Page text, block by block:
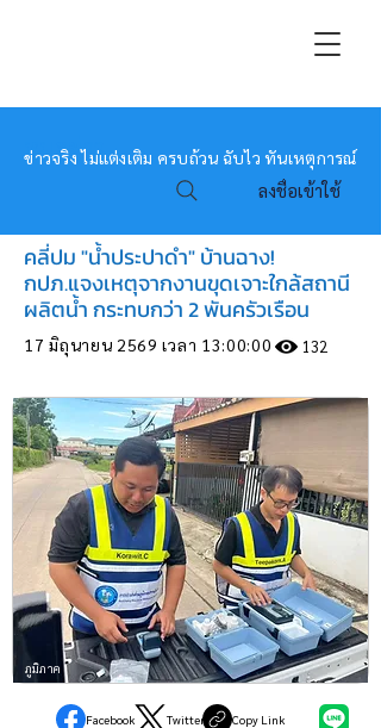
หมอข่าว
ข่าวจริง ไม่แต่งเติม ครบถ้วน ฉับไว ทันเหตุการณ์
ลงชื่อเข้าใช้
คลี่ปม "น้ำประปาดำ" บ้านฉาง!
กปภ.แจงเหตุจากงานขุดเจาะใกล้สถานี
ผลิตน้ำ กระทบกว่า 2 พันครัวเรือน
17 มิถุนายน 2569 เวลา 13:00:00 132
ภูมิภาค
Facebook Twitter Copy Link